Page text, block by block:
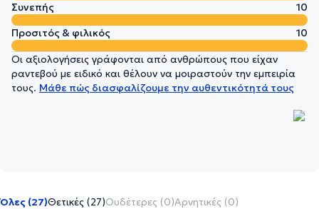
Συνεπής
10
Προσιτός & φιλικός
10
Οι αξιολογήσεις γράφονται από ανθρώπους που είχαν
ραντεβού με ειδικό και θέλουν να μοιραστούν την εμπειρία
τους. Μάθε πώς διασφαλίζουμε την αυθεντικότητά τους
Όλες (27)Θετικές (27)Ουδέτερες (0)Αρνητικές (0)